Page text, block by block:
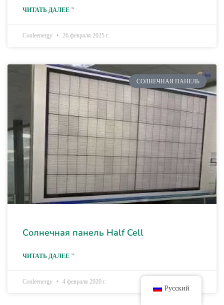
ЧИТАТЬ ДАЛЕЕ "
Couleenergy 26 февраля 2025 г.
СОЛНЕЧНАЯ ПАНЕЛЬ
Солнечная панель Half Cell
ЧИТАТЬ ДАЛЕЕ "
Couleenergy 4 февраля 2020 г.
Русский